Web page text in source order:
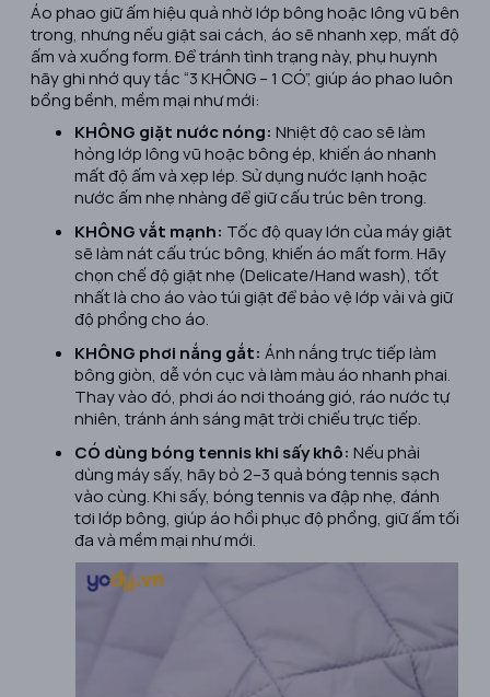
Áo phao giữ ấm hiệu quả nhờ lớp bông hoặc lông vũ bên
trong, nhưng nếu giặt sai cách, áo sẽ nhanh xẹp, mất độ
ấm và xuống form. Để tránh tình trạng này, phụ huynh
hãy ghi nhớ quy tắc “3 KHÔNG – 1 CÓ”, giúp áo phao luôn
bồng bềnh, mềm mại như mới:
KHÔNG giặt nước nóng: Nhiệt độ cao sẽ làm
hỏng lớp lông vũ hoặc bông ép, khiến áo nhanh
mất độ ấm và xẹp lép. Sử dụng nước lạnh hoặc
nước ấm nhẹ nhàng để giữ cấu trúc bên trong.
KHÔNG vắt mạnh: Tốc độ quay lớn của máy giặt
sẽ làm nát cấu trúc bông, khiến áo mất form. Hãy
chọn chế độ giặt nhẹ (Delicate/Hand wash), tốt
nhất là cho áo vào túi giặt để bảo vệ lớp vải và giữ
độ phồng cho áo.
KHÔNG phơi nắng gắt: Ánh nắng trực tiếp làm
bông giòn, dễ vón cục và làm màu áo nhanh phai.
Thay vào đó, phơi áo nơi thoáng gió, ráo nước tự
nhiên, tránh ánh sáng mặt trời chiếu trực tiếp.
CÓ dùng bóng tennis khi sấy khô: Nếu phải
dùng máy sấy, hãy bỏ 2–3 quả bóng tennis sạch
vào cùng. Khi sấy, bóng tennis va đập nhẹ, đánh
tơi lớp bông, giúp áo hồi phục độ phồng, giữ ấm tối
đa và mềm mại như mới.